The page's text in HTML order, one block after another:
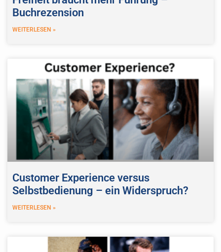
Buchrezension
WEITERLESEN »
Customer Experience versus
Selbstbedienung – ein Widerspruch?
WEITERLESEN »